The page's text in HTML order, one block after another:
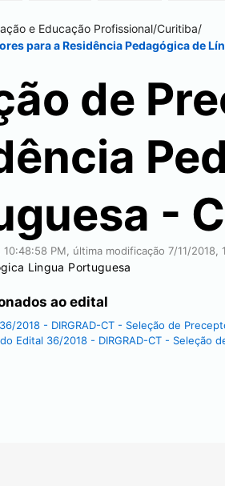
e Educação Profissional/Curitiba/
para a Residência Pedagógica de
de
-
PM , última modificação 7/11/2018,
Lingua Portuguesa
ao edital
2018 - DIRGRAD-CT - Seleção de
Edital 36/2018 - DIRGRAD-CT -